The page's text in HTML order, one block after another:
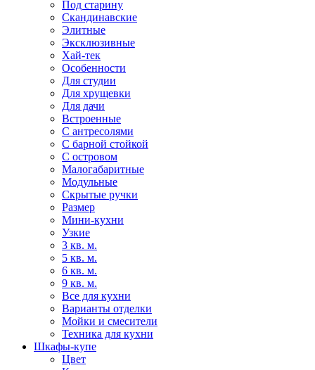
Под старину
Скандинавские
Элитные
Эксклюзивные
Хай-тек
Особенности
Для студии
Для хрущевки
Для дачи
Встроенные
С антресолями
С барной стойкой
С островом
Малогабаритные
Модульные
Скрытые ручки
Размер
Мини-кухни
Узкие
3 кв. м.
5 кв. м.
6 кв. м.
9 кв. м.
Все для кухни
Варианты отделки
Мойки и смесители
Техника для кухни
Шкафы-купе
Цвет